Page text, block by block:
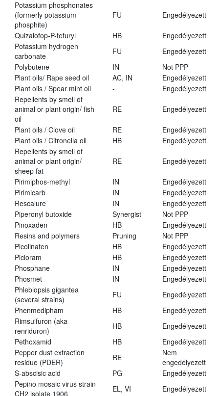
Potassium phosphonates
(formerly potassium
phosphite)
FU Engedélyezett
Quizalofop-P-tefuryl HB
Engedélyezett
Potassium hydrogen
carbonate
FU
Engedélyezett
Polybutene
IN
Not PPP
Plant oils/ Rape seed oil
AC, IN
Engedélyezett
Plant oils / Spear mint oil
-
Engedélyezett
Repellents by smell of
animal or plant origin/ fish
oil
RE Engedélyezett
Plant oils / Clove oil RE
Engedélyezett
Plant oils / Citronella oil
HB
Engedélyezett
Repellents by smell of
animal or plant origin/
sheep fat
RE Engedélyezett
Pirimiphos-methyl IN
Engedélyezett
Pirimicarb
IN
Engedélyezett
Rescalure
IN
Engedélyezett
Piperonyl butoxide
Synergist
Not PPP
Pinoxaden
HB
Engedélyezett
Resins and polymers
Pruning
Not PPP
Picolinafen
HB
Engedélyezett
Picloram
HB
Engedélyezett
Phosphane
IN
Engedélyezett
Phosmet
IN
Engedélyezett
Phlebiopsis gigantea
(several strains)
FU
Engedélyezett
Phenmedipham
HB
Engedélyezett
Rimsulfuron (aka
renriduron)
HB
Engedélyezett
Pethoxamid
HB
Engedélyezett
Pepper dust extraction
residue (PDER)
RE
Nem
engedélyezett
S-abscisic acid
PG
Engedélyezett
Pepino mosaic virus strain
CH2 isolate 1906
EL, VI
Engedélyezett